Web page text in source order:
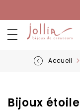
au
contenu
Accueil
Bijoux étoile